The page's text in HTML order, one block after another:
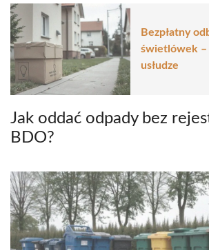
Bezpłatny
świetlówek –
usłudze
Jak oddać odpady bez
BDO?